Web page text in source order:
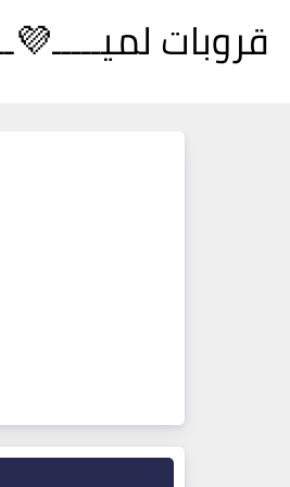
قروبات